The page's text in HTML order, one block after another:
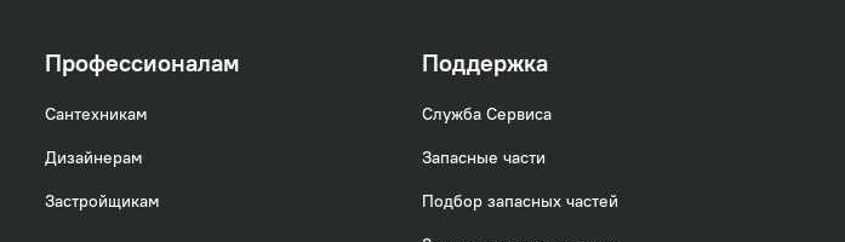
Профессионалам
Сантехникам
Дизайнерам
Застройщикам
Поддержка
Служба Сервиса
Запасные части
Подбор запасных частей